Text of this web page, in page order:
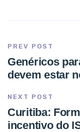
PREV POST
Genéricos
devem estar
NEXT POST
Curitiba:
incentivo do